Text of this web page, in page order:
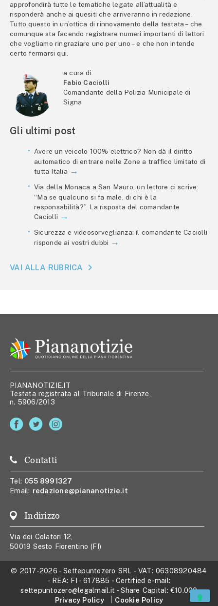
approfondirà tutte le tematiche legate all’attualità e
risponderà anche ai quesiti che arriveranno in redazione.
Tutto questo in un’ottica di rinnovamento della testata – che
comunque sta facendo registrare numeri importanti di lettori
che vogliamo ringraziare uno per uno – e che non intende
certo fermarsi qui.
a cura di
Fabio Caciolli
Comandante della Polizia Municipale di
Signa
Gli ultimi post
Avere un veicolo 100% elettrico? Non dà il diritto
automatico di entrare nelle Zone a traffico limitato di
tutta Italia
Via della Monaca a San Mauro, un lettore ci scrive:
“Ma se qualcuno si fa male, di chi è la
responsabilità?”. La risposta del comandante
Caciolli
Sicurezza e videosorveglianza: il comandante Caciolli
risponde ai vostri dubbi
VAI ALLA RUBRICA
PIANANOTIZIE.IT
Testata registrata al Tribunale di Firenze,
n. 5906/2013
Contatti
Tel: 055 8991327
Email: redazione@piananotizie.it
Indirizzo
Via dei Colatori 12,
50019 Sesto Fiorentino (FI)
© 2017-2026 -Settepuntozero SRL - VAT: 06308920484
- REA: FI - 617885 - Certified e-mail:
settepuntozero@legalmail.it - Share Capital:€10.000
Privacy Policy
Cookie Policy